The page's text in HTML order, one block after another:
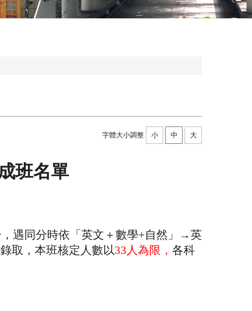
字體大小調整 小 中
大
班名單
遇同分時依「英文＋數學+自然」→英
取，本班核定人數以33人為限， 各科